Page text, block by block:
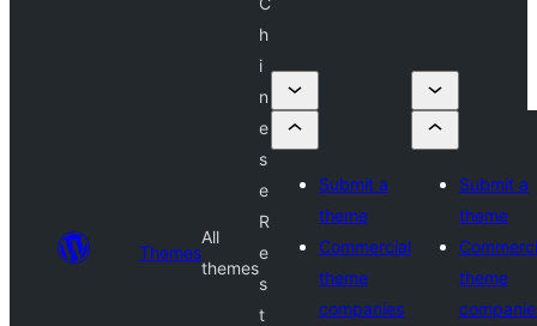
Themes
All
themes
h
i
n
e
s
e
R
e
s
t
Submit a
theme
Commercial
theme
companies
Submit a
theme
theme